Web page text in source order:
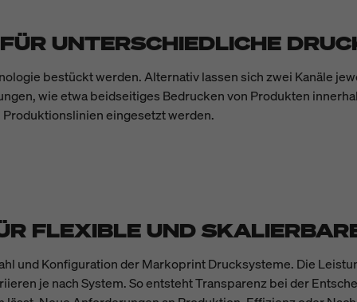
UNTERSCHIEDLICHE
bestückt werden. Alternativ lassen sich zwei Kanäle
wie etwa beidseitiges Bedrucken von Produkten
eingesetzt werden.
FLEXIBLE UND
und Konfiguration der Markoprint Drucksysteme. Die
je nach System. So entsteht Transparenz bei der